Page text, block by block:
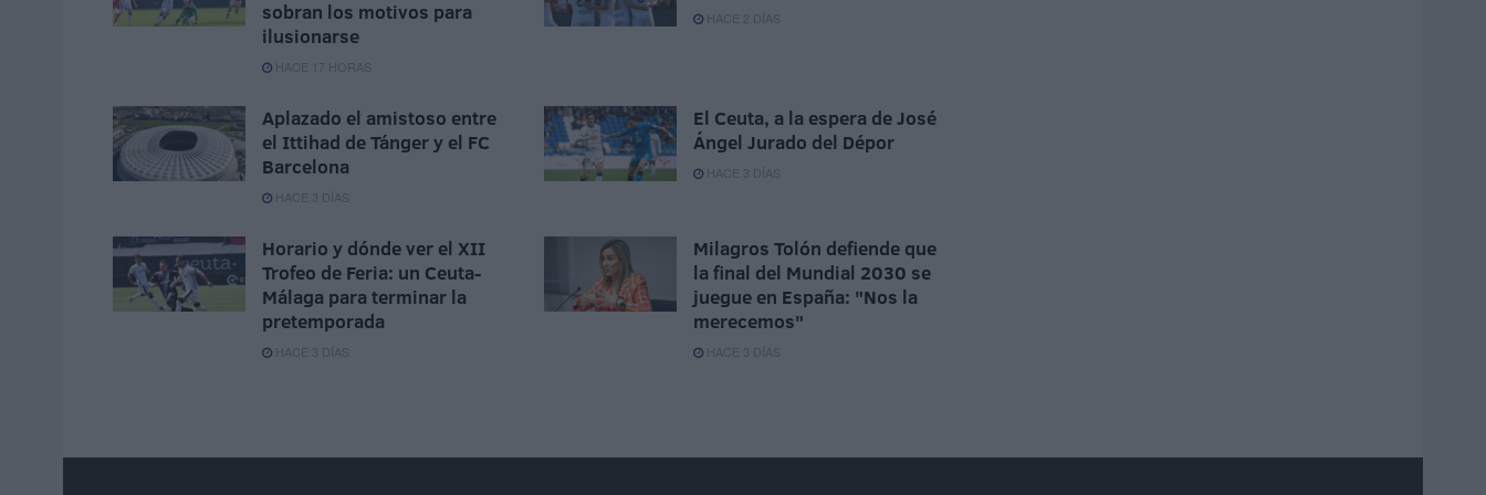
sobran los motivos para
ilusionarse
HACE 17 HORAS
HACE 2 DÍAS
Aplazado el amistoso entre
el Ittihad de Tánger y el FC
Barcelona
HACE 3 DÍAS
El Ceuta, a la espera de José
Ángel Jurado del Dépor
HACE 3 DÍAS
Horario y dónde ver el XII
Trofeo de Feria: un Ceuta-
Málaga para terminar la
pretemporada
HACE 3 DÍAS
Milagros Tolón defiende que
la final del Mundial 2030 se
juegue en España: "Nos la
merecemos"
HACE 3 DÍAS